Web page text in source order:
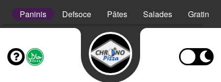
Paninis Defsoce Pâtes Salades Gratins